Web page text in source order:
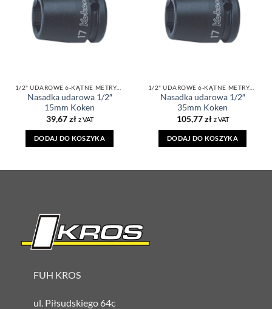
Nasadka udarowa 1/2″
15mm Koken
39,67zł z VAT
DODAJ DO KOSZYKA
Nasadka udarowa 1/2″
35mm Koken
105,77zł z VAT
DODAJ DO KOSZYKA
FUH KROS
ul. Piłsudskiego 64c